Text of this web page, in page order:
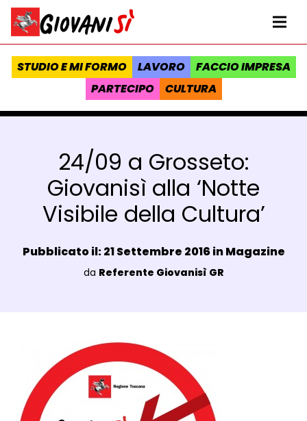
Vai al contenuto
Homepage Giovanisì - Progetto della Regione Toscana
STUDIO E MI FORMO LAVORO
FACCIO IMPRESA
PARTECIPO
CULTURA
24/09 a Grosseto:
Giovanisì alla ‘Notte
Visibile della Cultura’
Data e ora:
Pubblicato il: 21 Settembre 2016 inMagazine
Luogo:
da Referente Giovanisì GR
Dettagli Post Magazine